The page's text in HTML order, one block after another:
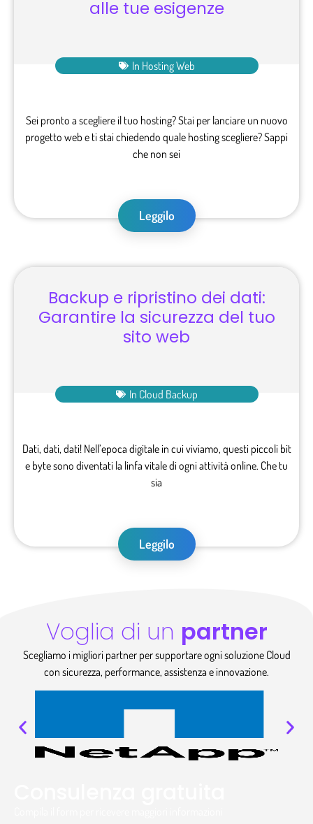
alle tue esigenze
In Hosting Web
Sei pronto a scegliere il tuo hosting? Stai per lanciare un nuovo
progetto web e ti stai chiedendo quale hosting scegliere? Sappi
che non sei
Leggilo
Backup e ripristino dei dati:
Garantire la sicurezza del tuo
sito web
In Cloud Backup
Dati, dati, dati! Nell’epoca digitale in cui viviamo, questi piccoli bit
e byte sono diventati la linfa vitale di ogni attività online. Che tu
sia
Leggilo
Voglia di un partner
Scegliamo i migliori partner per supportare ogni soluzione Cloud
con sicurezza, performance, assistenza e innovazione.